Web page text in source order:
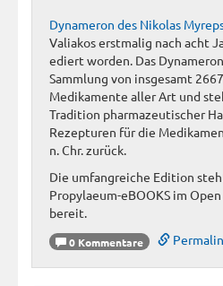
Dynameron des Nikolas
Valiakos erstmalig nach acht
ediert worden. Das
Sammlung von insgesamt
Medikamente aller Art und
Tradition pharmazeutischer
Rezepturen für die
n. Chr. zurück.
Die umfangreiche Edition
Propylaeum-eBOOKS im
bereit.
0 Kommentare